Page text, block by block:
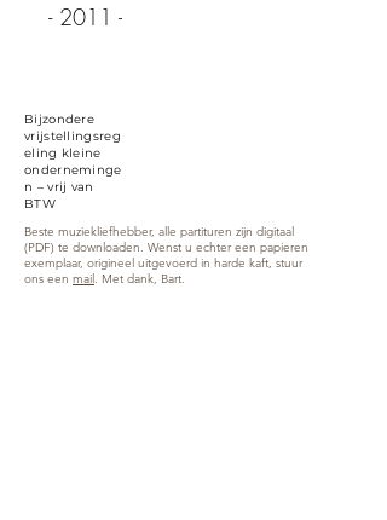
- 2011 -
Bijzondere
vrijstellingsreg
eling kleine
onderneminge
n – vrij van
BTW
Beste muziekliefhebber, alle partituren zijn digitaal
(PDF) te downloaden. Wenst u echter een papieren
exemplaar, origineel uitgevoerd in harde kaft, stuur
ons een mail. Met dank, Bart.